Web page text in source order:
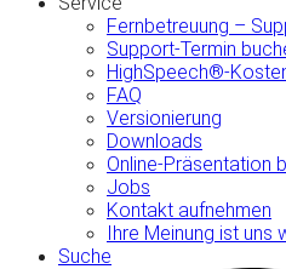
Fernbetreuung –
Support-Termin
HighSpeech®-
FAQ
Versionierung
Downloads
Online-Präsentation
Jobs
Kontakt aufnehmen
Ihre Meinung ist uns
Suche